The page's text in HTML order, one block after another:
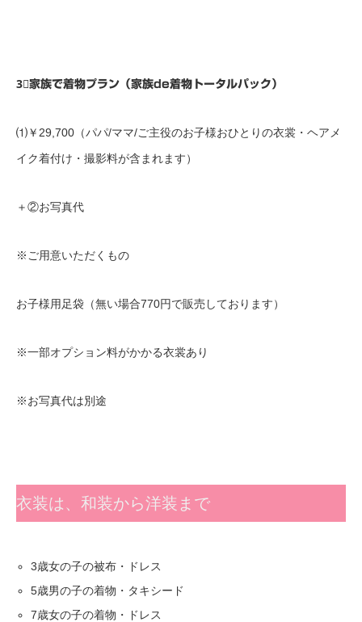
3⃣家族で着物プラン（家族de着物トータルパック）
⑴￥29,700（パパ/ママ/ご主役のお子様おひとりの衣裳・ヘアメ
イク着付け・撮影料が含まれます）
＋②お写真代
※ご用意いただくもの
お子様用足袋（無い場合770円で販売しております）
※一部オプション料がかかる衣裳あり
※お写真代は別途
衣装は、和装から洋装まで
3歳女の子の被布・ドレス
5歳男の子の着物・タキシード
7歳女の子の着物・ドレス